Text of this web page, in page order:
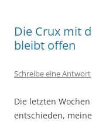
Die Crux mit
bleibt offen
Schreibe eine Antwort
Die letzten
entschieden,